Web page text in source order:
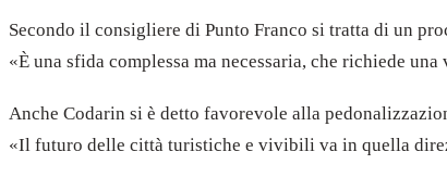
Secondo il consigliere di Punto Franco si tratta di un
«È una sfida complessa ma necessaria, che richiede
Anche Codarin si è detto favorevole alla
«Il futuro delle città turistiche e vivibili va in quella